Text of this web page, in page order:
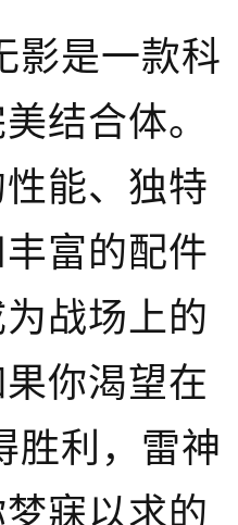
影是一款科
结合体。
能、独特
富的配件
战场上的
你渴望在
胜利，雷神
寐以求的